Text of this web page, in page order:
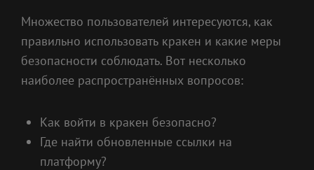
Множество пользователей интересуются, как
правильно использовать кракен и какие меры
безопасности соблюдать. Вот несколько
наиболее распространённых вопросов:
Как войти в кракен безопасно?
Где найти обновленные ссылки на
платформу?